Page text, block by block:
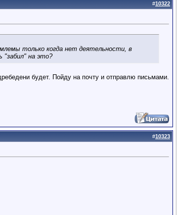
#10322
только когда нет деятельности, в
"забил" на это?
будет. Пойду на почту и отправлю письмами.
#10323